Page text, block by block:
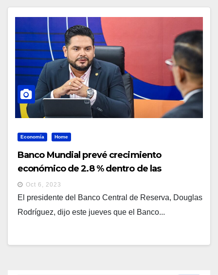
Economía Home
Banco Mundial prevé crecimiento
económico de 2.8 % dentro de las
perspectivas del BCR
Oct 6, 2023
El presidente del Banco Central de Reserva, Douglas
Rodríguez, dijo este jueves que el Banco...